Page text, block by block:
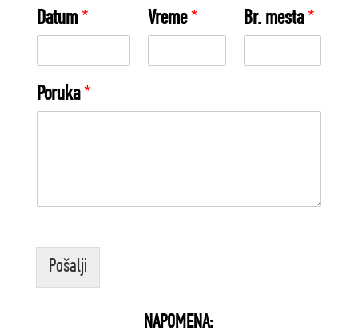
Datum* Vreme* Br. mesta*
Poruka*
Pošalji
NAPOMENA: